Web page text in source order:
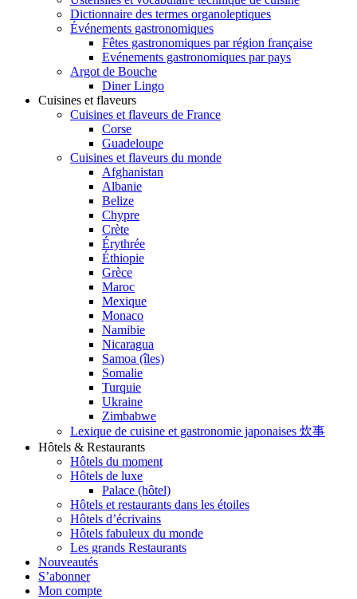
Dictionnaire des termes organoleptiques
Événements gastronomiques
Fêtes gastronomiques par région française
Evénements gastronomiques par pays
Argot de Bouche
Diner Lingo
Cuisines et flaveurs
Cuisines et flaveurs de France
Corse
Guadeloupe
Cuisines et flaveurs du monde
Afghanistan
Albanie
Belize
Chypre
Crète
Érythrée
Éthiopie
Grèce
Maroc
Mexique
Monaco
Namibie
Nicaragua
Samoa (îles)
Somalie
Turquie
Ukraine
Zimbabwe
Lexique de cuisine et gastronomie japonaises 炊事
Hôtels & Restaurants
Hôtels du moment
Hôtels de luxe
Palace (hôtel)
Hôtels et restaurants dans les étoiles
Hôtels d’écrivains
Hôtels fabuleux du monde
Les grands Restaurants
Nouveautés
S’abonner
Mon compte